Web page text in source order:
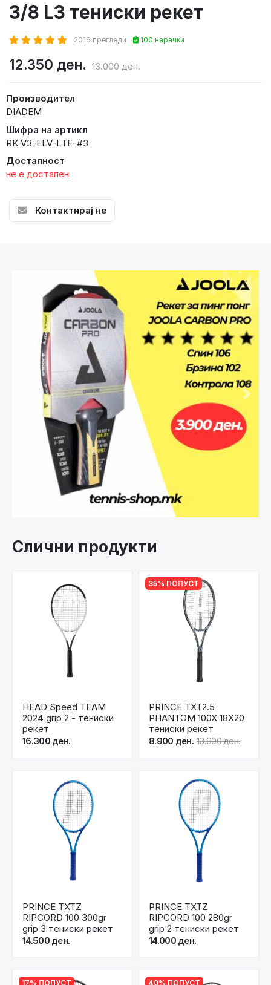
3/8 L3 тениски рекет
2016 прегледи 100 нарачки
12.350 ден. 13.000 ден.
Производител
DIADEM
Шифра на артикл
RK-V3-ELV-LTE-#3
Достапност
не е достапен
Контактирај не
Претходно
Слични продукти
HEAD Speed TEAM
2024 grip 2 - тениски
рекет
16.300 ден.
35% ПОПУСТ
PRINCE TXT2.5
PHANTOM 100X 18X20
тениски рекет
8.900 ден. 13.900 ден.
PRINCE TXTZ
RIPCORD 100 300gr
grip 3 тениски рекет
14.500 ден.
PRINCE TXTZ
RIPCORD 100 280gr
grip 2 тениски рекет
14.000 ден.
17% ПОПУСТ 40% ПОПУСТ